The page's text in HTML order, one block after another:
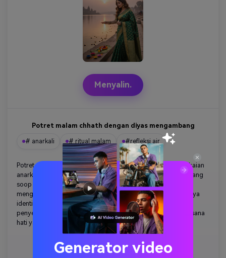
Menyalin.
Potret malam chhath dengan diyas mengambang
# anarkali # ritual malam #refleksi air
Potret malam 4k yang sangat realistis: seorang gadis berpakaian
anarkali bordir berdiri di sungai selama puja chhath, memegang
soop dengan diya yang menyala. Diyas mengambang
mengelilinginya, air memantulkan cahaya keemasan. Wajahnya
identik dengan foto referensi. Latar belakang menunjukkan
penyembah dan ghat kuil. Bokeh sinematis, kualitas hdr, suasana
hati yang sangat berbakti.
Generator video